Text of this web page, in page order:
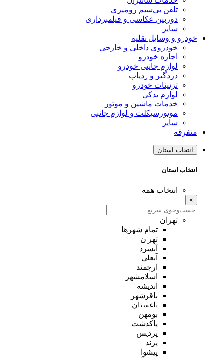
تلفن بی‌سیم رومیزی
دوربین عکاسی و فیلمبرداری
سایر
خودرو و وسایل نقلیه
خودروی داخلی و خارجی
اجاره خودرو
لوازم جانبی خودرو
دزدگیر و ردیاب
تزئینات خودرو
لوازم یدکی
خدمات ماشین و موتور
موتورسیکلت و لوازم جانبی
سایر
متفرقه
انتخاب استان
انتخاب استان
انتخاب همه
×
تهران
تمام شهر‌ها
تهران
آبسرد
آبعلی
ارجمند
اسلامشهر
اندیشه
باقرشهر
باغستان
بومهن
پاکدشت
پردیس
پرند
پیشوا